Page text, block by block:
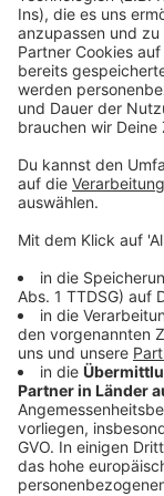
Anzeige
©Copyright:
Jedi sind tot.
© Copyright:
Obi-Wan
konfrontiert.
Anzeige